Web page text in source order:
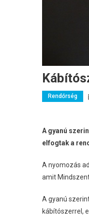
Rendőrség
A gyanú
elfogtak a
A nyomozás
amit
A gyanú
kábítószerrel,